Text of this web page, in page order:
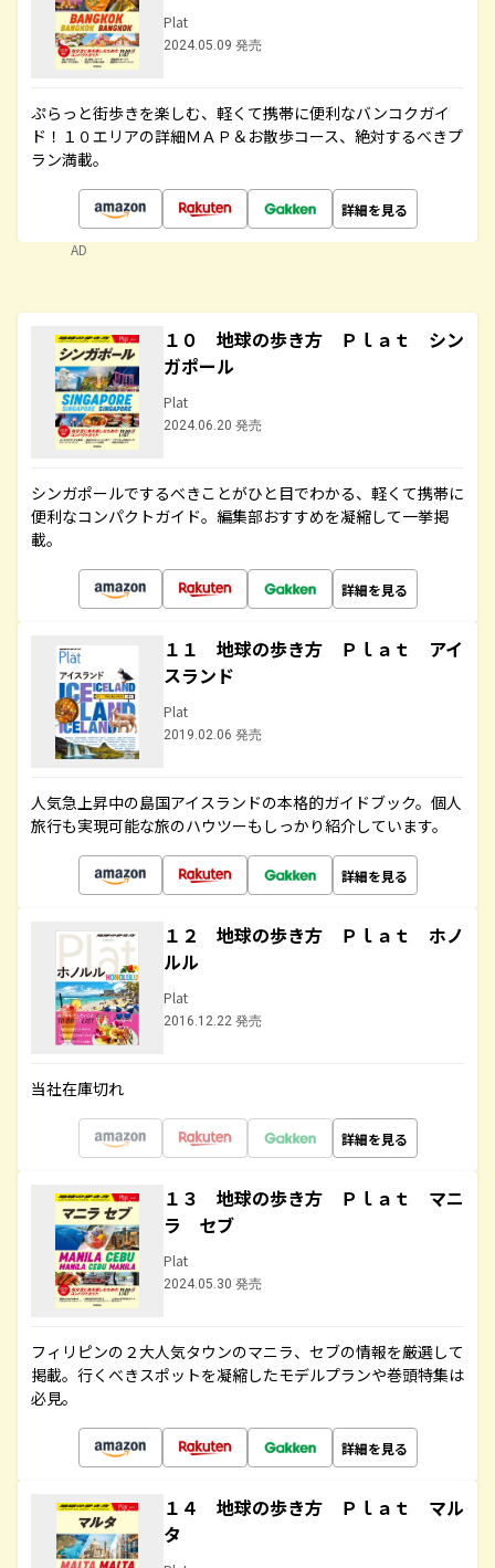
Plat
2024.05.09 発売
ぷらっと街歩きを楽しむ、軽くて携帯に便利なバンコクガイ
ド！１０エリアの詳細ＭＡＰ＆お散歩コース、絶対するべきプ
ラン満載。
詳細を見る
AD
１０ 地球の歩き方 Ｐｌａｔ シン
ガポール
Plat
2024.06.20 発売
シンガポールでするべきことがひと目でわかる、軽くて携帯に
便利なコンパクトガイド。編集部おすすめを凝縮して一挙掲
載。
詳細を見る
１１ 地球の歩き方 Ｐｌａｔ アイ
スランド
Plat
2019.02.06 発売
人気急上昇中の島国アイスランドの本格的ガイドブック。個人
旅行も実現可能な旅のハウツーもしっかり紹介しています。
詳細を見る
１２ 地球の歩き方 Ｐｌａｔ ホノ
ルル
Plat
2016.12.22 発売
当社在庫切れ
詳細を見る
１３ 地球の歩き方 Ｐｌａｔ マニ
ラ セブ
Plat
2024.05.30 発売
フィリピンの２大人気タウンのマニラ、セブの情報を厳選して
掲載。行くべきスポットを凝縮したモデルプランや巻頭特集は
必見。
詳細を見る
１４ 地球の歩き方 Ｐｌａｔ マル
タ